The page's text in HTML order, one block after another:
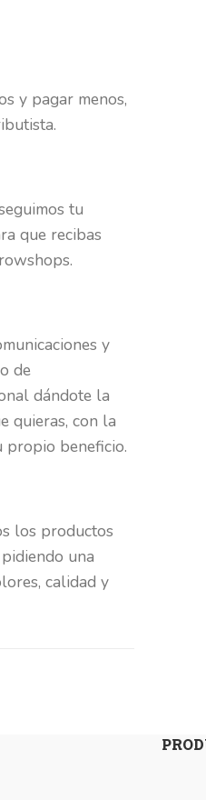
y pagar menos,
tu
que recibas
y
de
dándote la
quieras, con la
propio beneficio.
los productos
una
calidad y